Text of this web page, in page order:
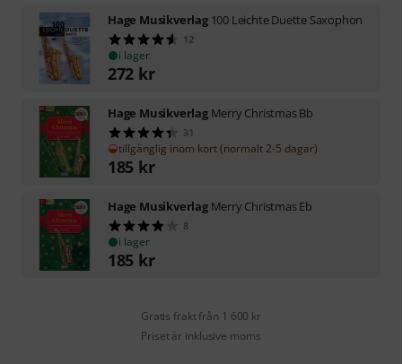
Hage Musikverlag 100 Leichte Duette Saxophon
12
i lager
272 kr
Hage Musikverlag Merry Christmas Bb
31
tillgänglig inom kort (normalt 2-5 dagar)
185 kr
Hage Musikverlag Merry Christmas Eb
8
i lager
185 kr
Gratis frakt från 1 600 kr
Priset är inklusive moms